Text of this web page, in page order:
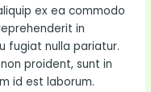
ex ea commodo
in
fugiat nulla pariatur.
proident, sunt in
id est laborum.